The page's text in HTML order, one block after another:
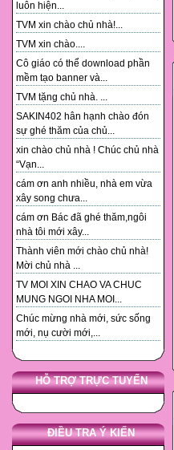
luôn hiện...
TVM xin chào chủ nhà!...
TVM xin chào....
Cô giáo có thể download phần
mềm tạo banner và...
TVM tặng chủ nhà. ...
SAKIN402 hân hạnh chào đón
sự ghé thăm của chủ...
xin chào chủ nhà ! Chúc chủ nhà
“Vạn...
cám ơn anh nhiều, nhà em vừa
xây song chưa...
cám ơn Bác đã ghé thăm,ngôi
nhà tôi mới xây...
Thành viên mới chào chủ nhà!
Mời chủ nhà ...
TV MOI XIN CHAO VA CHUC
MUNG NGOI NHA MOI...
Chúc mừng nhà mới, sức sống
mới, nụ cười mới,...
HỖ TRỢ TRỰC TUYẾN
ĐIỀU TRA Ý KIẾN